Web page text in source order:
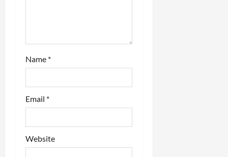
Name *
Email *
Website